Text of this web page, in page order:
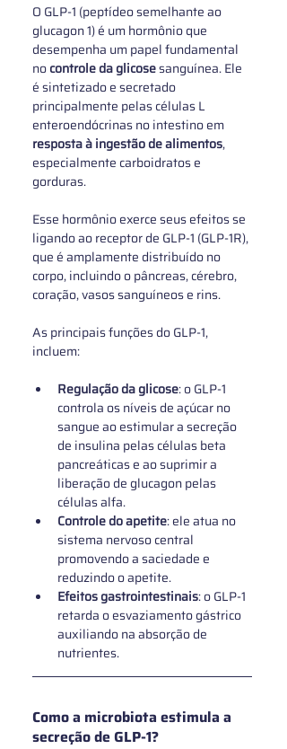
O GLP-1 (peptídeo semelhante ao
glucagon 1) é um hormônio que
desempenha um papel fundamental
no controle da glicose sanguínea. Ele
é sintetizado e secretado
principalmente pelas células L
enteroendócrinas no intestino em
resposta à ingestão de alimentos,
especialmente carboidratos e
gorduras.
Esse hormônio exerce seus efeitos se
ligando ao receptor de GLP-1 (GLP-1R),
que é amplamente distribuído no
corpo, incluindo o pâncreas, cérebro,
coração, vasos sanguíneos e rins.
As principais funções do GLP-1,
incluem:
Regulação da glicose: o GLP-1
controla os níveis de açúcar no
sangue ao estimular a secreção
de insulina pelas células beta
pancreáticas e ao suprimir a
liberação de glucagon pelas
células alfa.
Controle do apetite: ele atua no
sistema nervoso central
promovendo a saciedade e
reduzindo o apetite.
Efeitos gastrointestinais: o GLP-1
retarda o esvaziamento gástrico
auxiliando na absorção de
nutrientes.
Como a microbiota estimula a
secreção de GLP‑1?